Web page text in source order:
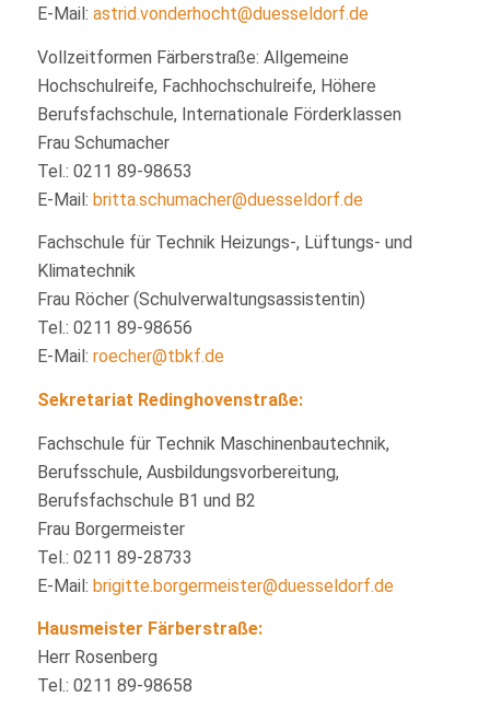
E-Mail: astrid.vonderhocht@duesseldorf.de
Vollzeitformen Färberstraße: Allgemeine
Hochschulreife, Fachhochschulreife, Höhere
Berufsfachschule, Internationale Förderklassen
Frau Schumacher
Tel.: 0211 89-98653
E-Mail: britta.schumacher@duesseldorf.de
Fachschule für Technik Heizungs-, Lüftungs- und
Klimatechnik
Frau Röcher (Schulverwaltungsassistentin)
Tel.: 0211 89-98656
E-Mail: roecher@tbkf.de
Sekretariat Redinghovenstraße:
Fachschule für Technik Maschinenbautechnik,
Berufsschule, Ausbildungsvorbereitung,
Berufsfachschule B1 und B2
Frau Borgermeister
Tel.: 0211 89-28733
E-Mail: brigitte.borgermeister@duesseldorf.de
Hausmeister Färberstraße:
Herr Rosenberg
Tel.: 0211 89-98658